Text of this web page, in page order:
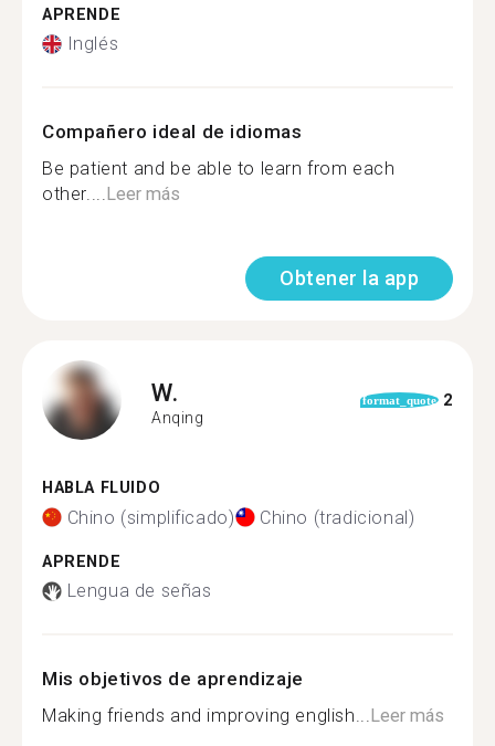
APRENDE
Inglés
Compañero ideal de idiomas
Be patient and be able to learn from each
other....Leer más
Obtener la app
W.
Anqing
format_quote 2
HABLA FLUIDO
Chino (simplificado) Chino (tradicional)
APRENDE
Lengua de señas
Mis objetivos de aprendizaje
Making friends and improving english...Leer más